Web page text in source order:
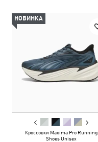
НОВИНКА
Кроссовки Maxima Pro Running
Shoes Unisex